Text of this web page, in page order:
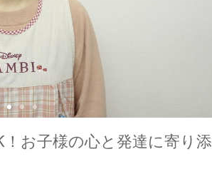
お子様の心と発達に寄り添